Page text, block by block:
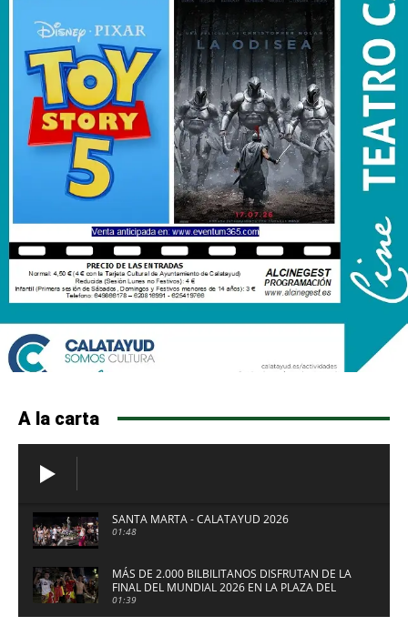
A la carta
SANTA MARTA - CALATAYUD 2026
01:48
MÁS DE 2.000 BILBILITANOS DISFRUTAN DE LA
FINAL DEL MUNDIAL 2026 EN LA PLAZA DEL
FUERTE DE CALATAYUD
01:39